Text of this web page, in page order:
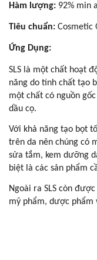
​Hàm lượng: 92% min
Tiêu chuẩn: Cosmetic
Ứng Dụng:
SLS là một chất hoạt
năng do tính chất tạo
một chất có nguồn
dầu cọ.
Với khả năng tạo bọt
trên da nên chúng có
sửa tắm, kem dưỡng
biệt là các sản phẩm
Ngoài ra SLS còn
mỹ phẩm, dược